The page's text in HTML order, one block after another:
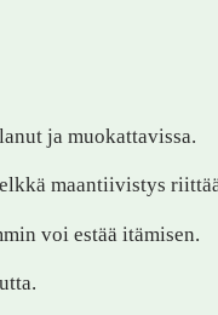
ja muokattavissa.
maantiivistys
voi estää itämisen.